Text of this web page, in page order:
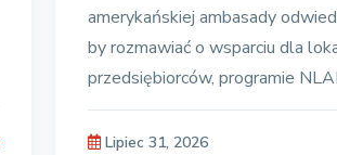
amerykańskiej ambasady
by rozmawiać o wsparciu dla
przedsiębiorców, programie
strategicznych wyzwaniach
Lipiec 31, 2026